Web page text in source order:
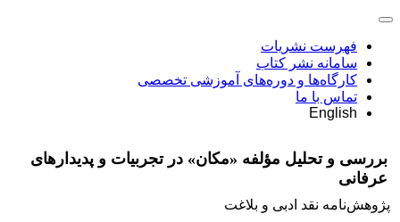
فهرست نشریات
سامانه نشر کتاب
کارگاه‌ها و دوره‌های آموزشی تخصصی
تماس با ما
English
بررسی و تحلیل مؤلفه‌ «مکان» در تجربیات و پدیدارهای
عرفانی
پژوهش‌نامه نقد ادبی و بلاغت